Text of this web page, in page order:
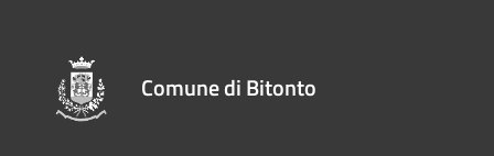
Comune di Bitonto